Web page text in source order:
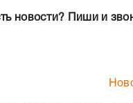
новости? Пиши и